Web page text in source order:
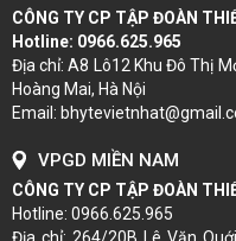
CÔNG TY CP TẬP ĐOÀN
Hotline: 0966.625.965
Địa chỉ: A8 Lô12 Khu Đô Thị
Hoàng Mai, Hà Nội
Email:
VPGD MIỀN NAM
CÔNG TY CP TẬP ĐOÀN
Hotline: 0966.625.965